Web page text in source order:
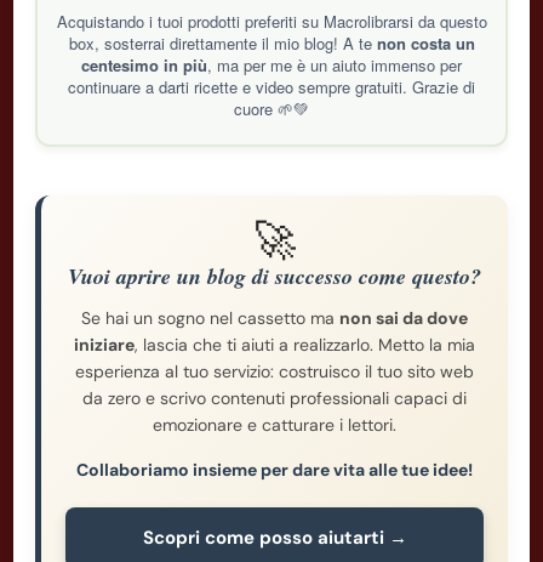
Acquistando i tuoi prodotti preferiti su Macrolibrarsi da questo
box, sosterrai direttamente il mio blog! A te non costa un
centesimo in più, ma per me è un aiuto immenso per
continuare a darti ricette e video sempre gratuiti. Grazie di
cuore 🌱💚
🚀
Vuoi aprire un blog di successo come questo?
Se hai un sogno nel cassetto ma non sai da dove
iniziare, lascia che ti aiuti a realizzarlo. Metto la mia
esperienza al tuo servizio: costruisco il tuo sito web
da zero e scrivo contenuti professionali capaci di
emozionare e catturare i lettori.
Collaboriamo insieme per dare vita alle tue idee!
Scopri come posso aiutarti →